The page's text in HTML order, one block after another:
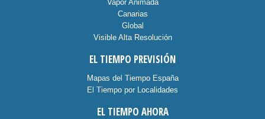
Vapor Animada
Canarias
Global
Visible Alta Resolución
EL TIEMPO PREVISIÓN
Mapas del Tiempo España
El Tiempo por Localidades
EL TIEMPO AHORA